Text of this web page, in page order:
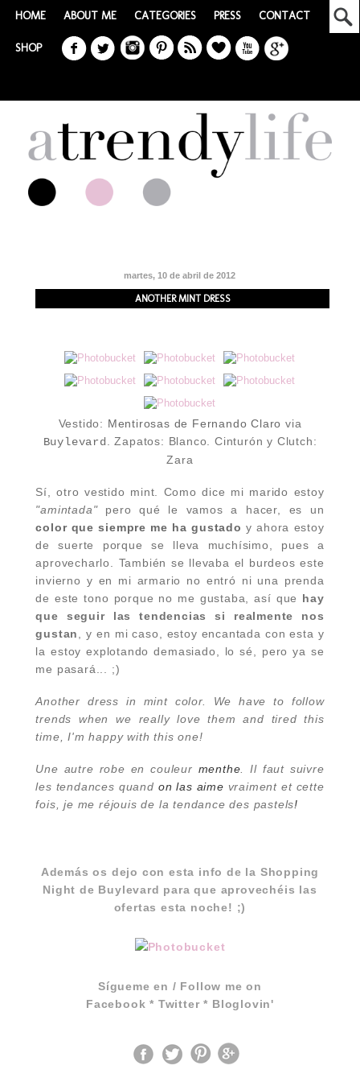
HOME ABOUT ME CATEGORIES PRESS CONTACT
SHOP
martes, 10 de abril de 2012
ANOTHER MINT DRESS
Vestido: Mentirosas de Fernando Claro via
Buylevard. Zapatos: Blanco. Cinturón y Clutch:
Zara
Sí, otro vestido mint. Como dice mi marido estoy
"amintada"pero qué le vamos a hacer, es un
color que siempre me ha gustado y ahora estoy
de suerte porque se lleva muchísimo, pues a
aprovecharlo. También se llevaba el burdeos este
invierno y en mi armario no entró ni una prenda
de este tono porque no me gustaba, así que hay
que seguir las tendencias si realmente nos
gustan, y en mi caso, estoy encantada con esta y
la estoy explotando demasiado, lo sé, pero ya se
me pasará... ;)
Another dress in mint color.
We have to follow
trends
when we really love them and tired this
time, I'm happy with this one!
Une autre robe en couleur menthe.
Il faut suivre
les tendances quand on las aime vraiment et cette
fois, je me réjouis de la tendance des pastels!
Además os dejo con esta info de la Shopping
Night de Buylevard para que aprovechéis las
ofertas esta noche! ;)
Sígueme en / Follow me on
Facebook * Twitter * Bloglovin'